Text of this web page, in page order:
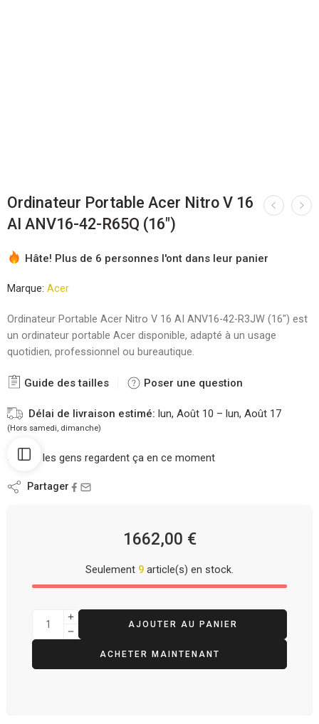
Ordinateur Portable Acer Nitro V 16
AI ANV16-42-R65Q (16″)
Hâte! Plus de 6 personnes l'ont dans leur panier
Marque: Acer
Ordinateur Portable Acer Nitro V 16 AI ANV16-42-R3JW (16″) est
un ordinateur portable Acer disponible, adapté à un usage
quotidien, professionnel ou bureautique.
Guide des tailles Poser une question
Délai de livraison estimé: lun, Août 10 – lun, Août 17
(Hors samedi, dimanche)
42 les gens regardent ça en ce moment
Partager
1662,00 €
Seulement 9 article(s) en stock.
AJOUTER AU PANIER
ACHETER MAINTENANT